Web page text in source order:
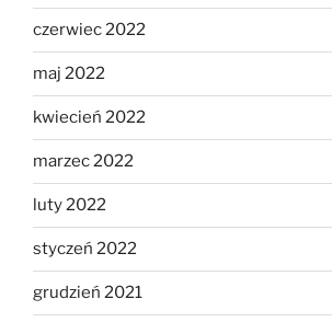
czerwiec 2022
maj 2022
kwiecień 2022
marzec 2022
luty 2022
styczeń 2022
grudzień 2021